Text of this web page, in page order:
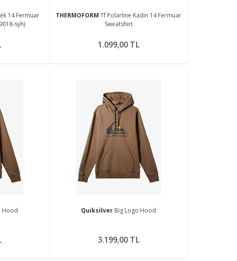
14 Fermuar
syh)
THERMOFORMTf Polarline Kadın 14 Fermuar
Sweatshirt
1.099,00 TL
Hood Quiksilver Big Logo Hood
3.199,00 TL